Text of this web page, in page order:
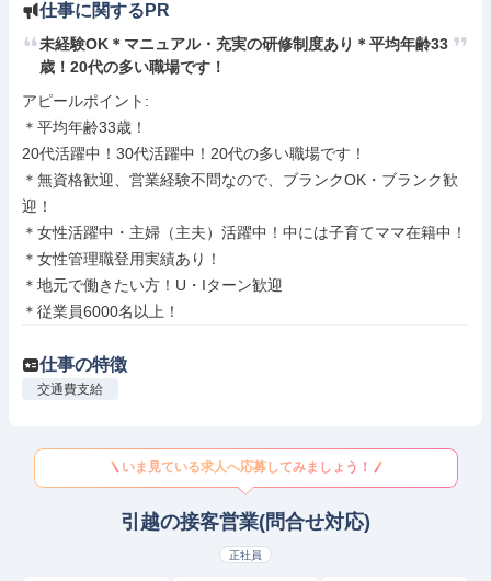
仕事に関するPR
未経験OK＊マニュアル・充実の研修制度あり＊平均年齢33
歳！20代の多い職場です！
アピールポイント:
＊平均年齢33歳！
20代活躍中！30代活躍中！20代の多い職場です！
＊無資格歓迎、営業経験不問なので、ブランクOK・ブランク歓
迎！
＊女性活躍中・主婦（主夫）活躍中！中には子育てママ在籍中！
＊女性管理職登用実績あり！
＊地元で働きたい方！U・Iターン歓迎
＊従業員6000名以上！
仕事の特徴
交通費支給
いま見ている求人へ応募してみましょう！
引越の接客営業(問合せ対応)
正社員